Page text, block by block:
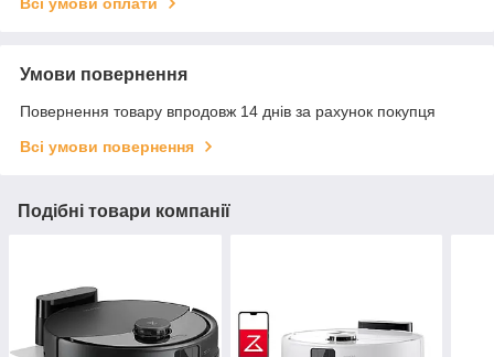
Умови повернення
Повернення товару впродовж 14 днів за рахунок покупця
Всі умови повернення
Подібні товари компанії